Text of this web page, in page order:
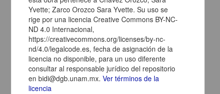
"Identificar la relación que existe entre la inteligencia emocional y la
adicción a las redes sociales en adolescentes entre 12 a 15 años
de la Escuela Secundaria Técnica No. 174 "Ignacio Manuel
Altamirano", en la zona de Ecatepec"
Hernández Heras, Johana
Ciencias Sociales y Económicas,Medicina y Ciencias de la Salud
Yvette; Zarco Orozco Sara Yvette. Su uso se
rige por una licencia Creative Commons BY-NC-
ND 4.0 Internacional,
https://creativecommons.org/licenses/by-nc-
nd/4.0/legalcode.es, fecha de asignación de la
licencia no disponible, para un uso diferente
consultar al responsable jurídico del repositorio
en bidi@dgb.unam.mx.Ver términos de la
licencia